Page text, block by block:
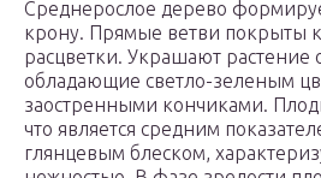
Среднерослое дерево
крону. Прямые ветви покрыты
расцветки. Украшают растение
обладающие светло-зеленым
заостренными кончиками.
что является средним
глянцевым блеском,